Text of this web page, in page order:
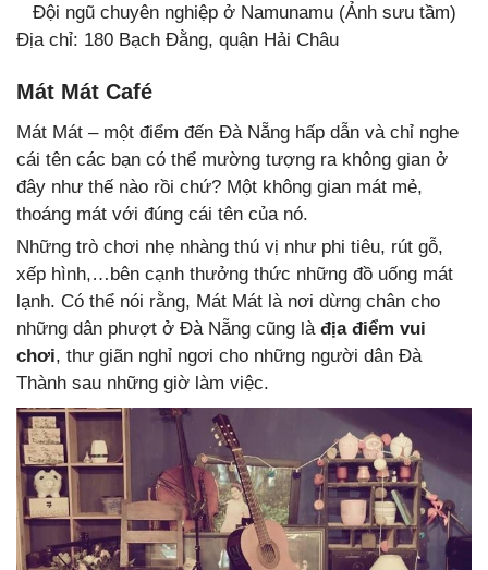
Đội ngũ chuyên nghiệp ở Namunamu (Ảnh sưu tầm)
Địa chỉ: 180 Bạch Đằng, quận Hải Châu
Mát Mát Café
Mát Mát – một điểm đến Đà Nẵng hấp dẫn và chỉ nghe
cái tên các bạn có thể mường tượng ra không gian ở
đây như thế nào rồi chứ? Một không gian mát mẻ,
thoáng mát với đúng cái tên của nó.
Những trò chơi nhẹ nhàng thú vị như phi tiêu, rút gỗ,
xếp hình,…bên cạnh thưởng thức những đồ uống mát
lạnh. Có thể nói rằng, Mát Mát là nơi dừng chân cho
những dân phượt ở Đà Nẵng cũng là địa điểm vui
chơi, thư giãn nghỉ ngơi cho những người dân Đà
Thành sau những giờ làm việc.